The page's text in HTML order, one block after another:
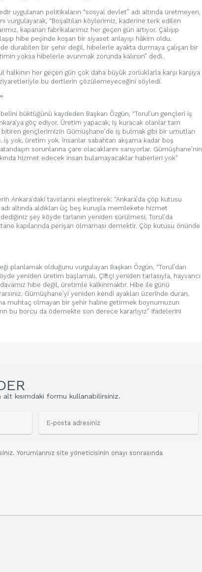
uygulanan politikaların “sosyal devlet” adı altında üretmeyen,
vurgulayarak, “Boşaltılan köylerimiz, kaderine terk edilen
kapanan fabrikalarımız her geçen gün artıyor. Çalışıp
hibe peşinde koşan bir siyaset anlayışı hâkim oldu.
durabilen bir şehir değil, hibelerle ayakta durmaya çalışan bir
yoksa hibelerle avunmak zorunda kalırsın” dedi.
her geçen gün çok daha büyük zorluklarla karşı karşıya
ziyaretleriyle bu dertlerin çözülemeyeceğini söyledi.
büktüğünü kaydeden Başkan Özgün, “Torul’un gençleri iş
göç ediyor. Üretim yapacak, iş kuracak olanlar tam
bitiren gençlerimizin Gümüşhane’de iş bulmak gibi bir umutları
yok, üretim yok. İnsanlar sabahtan akşama kadar boş
sorunlarına çare olacaklarını sanıyorlar. Gümüşhane’nin
hizmet edecek insan bulamayacaklar haberleri yok”
Ankara’daki tavırlarını eleştirerek: “Ankara’da çöp kutusu
altında aldıkları üç beş kuruşla memlekete hizmet
şey köyde tarlanın yeniden sürülmesi, Torul’da
kapılarında perişan olmaması demektir. Çöp kutusu önünde
planlamak olduğunu vurgulayan Başkan Özgün, “Torul’dan
yeniden üretim başlamalı. Çiftçi yeniden tarlasıyla, hayvancı
hibe değil, üretimle kalkınmaktır. Hibe ile günü
Gümüşhane’yi yeniden kendi ayakları üzerinde duran,
muhtaç olmayan bir şehir haline getirmek boynumuzun
bu borcu da ödemekte son derece kararlıyız” ifadelerini
alt kısımdaki formu kullanabilirsiniz.